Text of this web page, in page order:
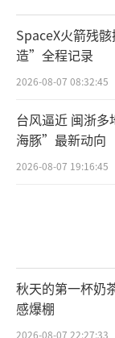
SpaceX火箭残
造”全程记录
2026-08-07 08:32:45
台风逼近 闽浙
海豚”最新动向
2026-08-07 19:16:45
秋天的第一杯奶
感爆棚
2026-08-07 22:27:33